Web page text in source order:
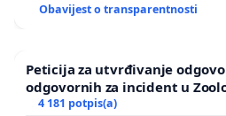
Obavijest o transparentnosti
Peticija za utvrđivanje
odgovornih za incident u
Zagreba
4 181 potpis(a)